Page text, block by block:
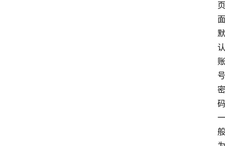
页
面
默
认
账
号
密
码
一
般